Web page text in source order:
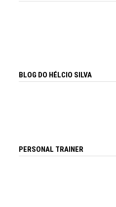
BLOG DO HÉLCIO SILVA
PERSONAL TRAINER